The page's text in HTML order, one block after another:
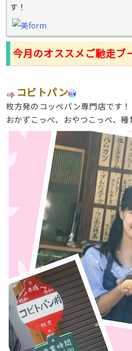
す！
今月のオススメご馳走ブ
コビトパン
枚方発のコッペパン専門店です！
おかずこっぺ、おやつこっぺ、